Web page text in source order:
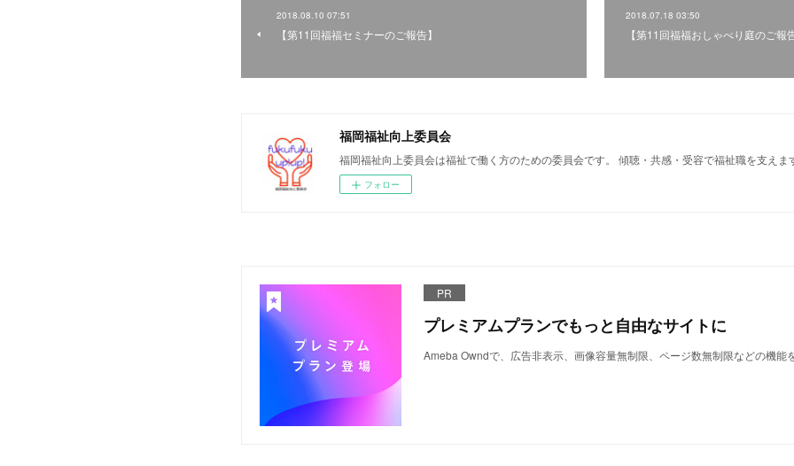
2018.08.10 07:51
【第11回福福セミナーのご報告】
2018.07.18 03:50
【第11回福福おしゃべり庭のご報
福岡福祉向上委員会
福岡福祉向上委員会は福祉で働く方のための委員会です。 傾聴・共感・受容で福祉職を支えま
フォロー
PR
プレミアムプランでもっと自由なサイトに
Ameba Owndで、広告非表示、画像容量無制限、ページ数無制限などの機能